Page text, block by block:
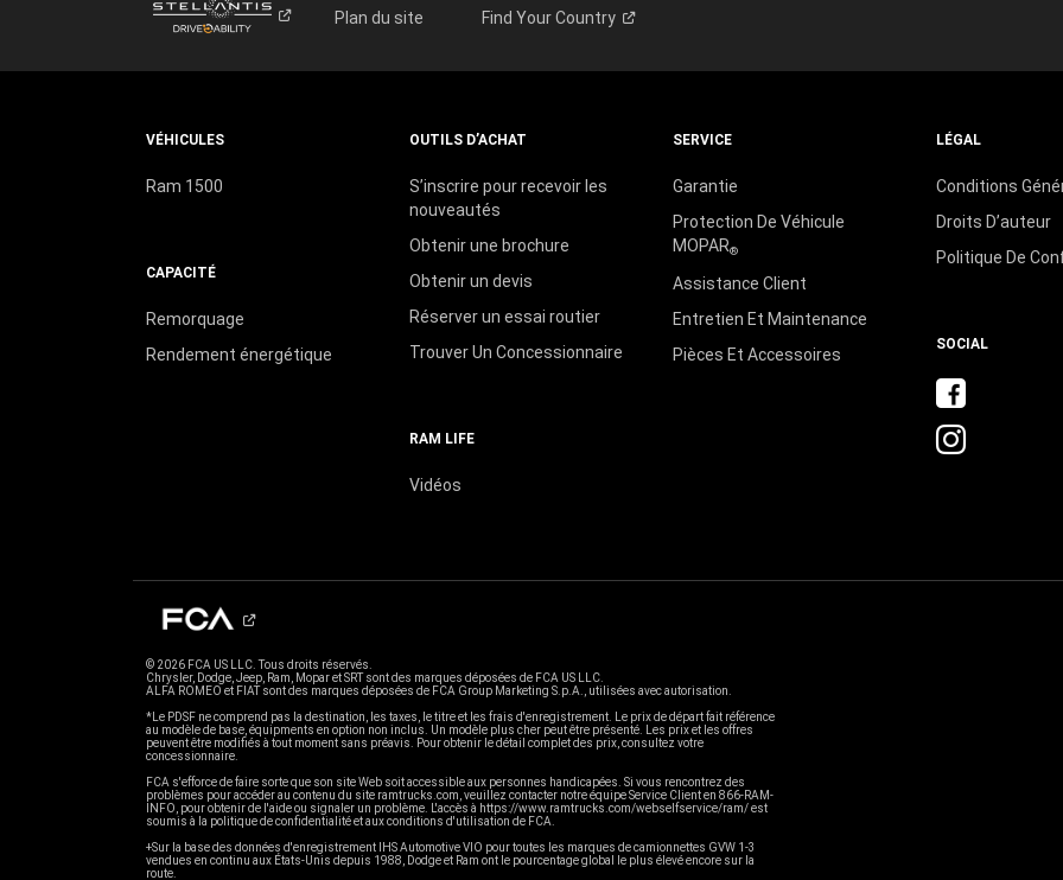
Plan du site Find YourCountry
VÉHICULES
Ram 1500
CAPACITÉ
Remorquage
Rendement énergétique
OUTILS D’ACHAT
S’inscrire pour recevoir les
nouveautés
Obtenir une brochure
Obtenir un devis
Réserver un essai routier
Trouver Un Concessionnaire
RAM LIFE
Vidéos
SERVICE
Garantie
Protection De Véhicule
MOPAR®
Assistance Client
Entretien Et Maintenance
Pièces Et Accessoires
LÉGAL
Conditions
Droits D’auteur
Politique De
SOCIAL
© 2026 FCA US LLC. Tous droits réservés.
Chrysler, Dodge, Jeep, Ram, Mopar et SRT sont des marques déposées de FCA US LLC.
ALFA ROMEO et FIAT sont des marques déposées de FCA Group Marketing S.p.A., utilisées avec autorisation.
*Le PDSF ne comprend pas la destination, les taxes, le titre et les frais d'enregistrement. Le prix de départ fait référence
au modèle de base, équipments en option non inclus. Un modèle plus cher peut être présenté. Les prix et les offres
peuvent être modifiés à tout moment sans préavis. Pour obtenir le détail complet des prix, consultez votre
concessionnaire.
FCA s'efforce de faire sorte que son site Web soit accessible aux personnes handicapées. Si vous rencontrez des
problèmes pour accéder au contenu du site ramtrucks.com, veuillez contacter notre équipe Service Client en 866-RAM-
INFO, pour obtenir de l'aide ou signaler un problème. L'accès à https://www.ramtrucks.com/webselfservice/ram/ est
soumis à la politique de confidentialité et aux conditions d'utilisation de FCA.
+Sur la base des données d'enregistrement IHS Automotive VIO pour toutes les marques de camionnettes GVW 1-3
vendues en continu aux États-Unis depuis 1988, Dodge et Ram ont le pourcentage global le plus élevé encore sur la
route.